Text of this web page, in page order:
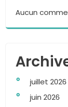
Aucun
juillet 2026
juin 2026